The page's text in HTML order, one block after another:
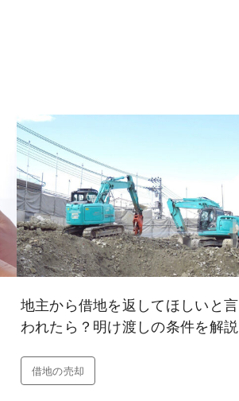
地主から借地を返してほしいと言
われたら？明け渡しの条件を解説
借地の売却